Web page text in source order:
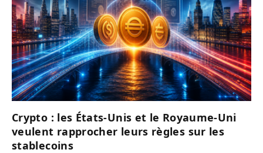
Crypto : les États-Unis et le Royaume-Uni
veulent rapprocher leurs règles sur les
stablecoins